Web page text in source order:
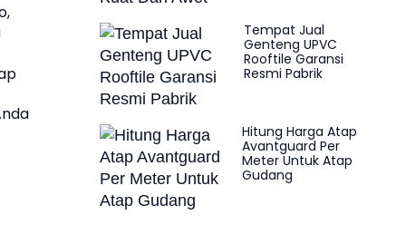
Tempat Jual
Genteng UPVC
Rooftile Garansi
Resmi Pabrik
Hitung Harga Atap
Avantguard Per
Meter Untuk Atap
Gudang